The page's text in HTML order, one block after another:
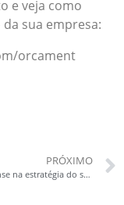
e veja como
sua empresa:
orcament
PRÓXIMO
Naming: pense na estratégia do seu negócio desde o nome